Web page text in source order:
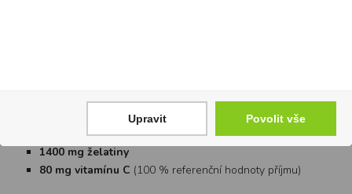
60 mg kyseliny hyaluronové
280 mg chondroitin sulfátu vepřového původu
550 mg hydrolyzovaného kolagenu
1400 mg želatiny
80 mg vitamínu C (100 % referenční hodnoty příjmu)
Upravit Povolit vše